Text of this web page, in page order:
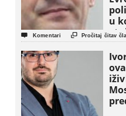
u
 Komentari  Pročitaj čitav